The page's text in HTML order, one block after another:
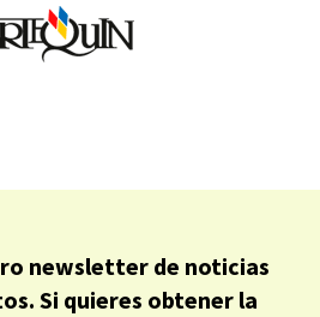
newsletter de noticias
Si quieres obtener la